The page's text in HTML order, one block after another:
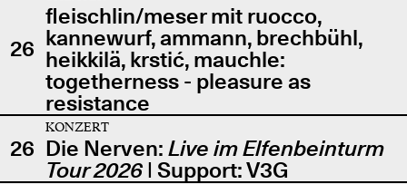
26
fleischlin/meser mit ruocco,
kannewurf, ammann, brechbühl,
heikkilä, krstić, mauchle:
togetherness - pleasure as
resistance
26
KONZERT
Die Nerven: Live im Elfenbeinturm
Tour 2026| Support: V3G